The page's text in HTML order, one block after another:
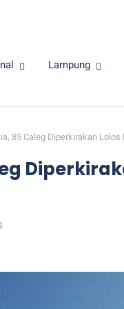
Lampung
85 Caleg Diperkirakan Lolos